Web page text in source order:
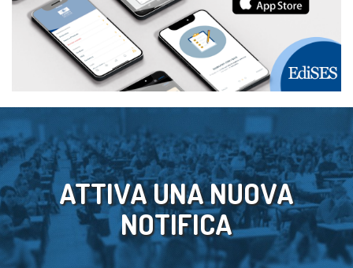
ATTIVA UNA NUOVA
NOTIFICA